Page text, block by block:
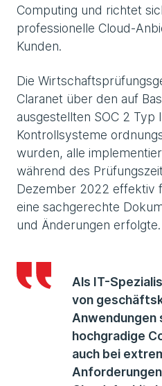
Computing und richtet
professionelle Cloud-
Kunden.
Die
Claranet über den auf
ausgestellten SOC 2 Typ
Kontrollsysteme
wurden, alle
während des
Dezember 2022 effektiv
eine sachgerechte
und Änderungen erfolgte.
Als IT-
von
Anwendungen
hochgradige
auch bei